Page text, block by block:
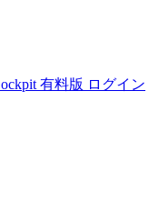
有料版 ログイン